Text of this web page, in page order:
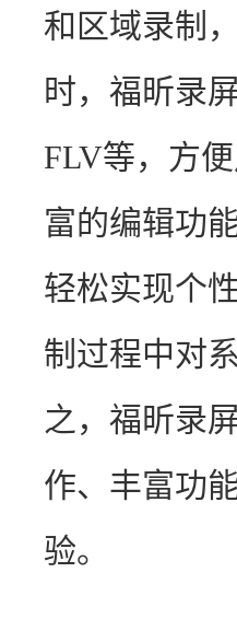
和区域录制
时，福昕录
FLV等，方
富的编辑功
轻松实现个
制过程中对
之，福昕录
作、丰富功
验。